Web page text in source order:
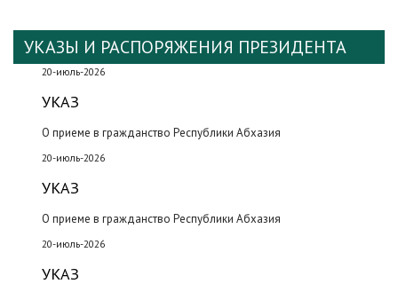
УКАЗЫ И РАСПОРЯЖЕНИЯ ПРЕЗИДЕНТА
20-июль-2026
УКАЗ
О приеме в гражданство Республики Абхазия
20-июль-2026
УКАЗ
О приеме в гражданство Республики Абхазия
20-июль-2026
УКАЗ